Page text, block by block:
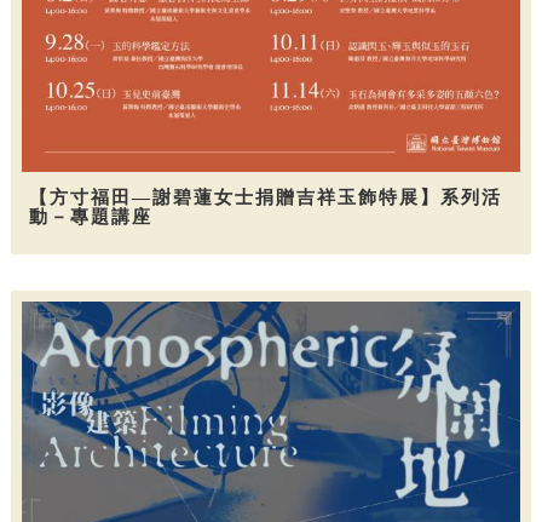
【方寸福田—謝碧蓮女士捐贈吉祥玉飾特展】系列活
動－專題講座